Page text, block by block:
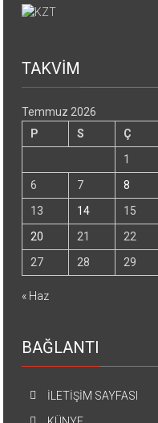
TAKVİM
Temmuz 2026
P
S Ç
1
6
7 8
13
14 15
20
21 22
27
28 29
« Haz
BAĞLANTI
İLETİŞİM SAYFASI